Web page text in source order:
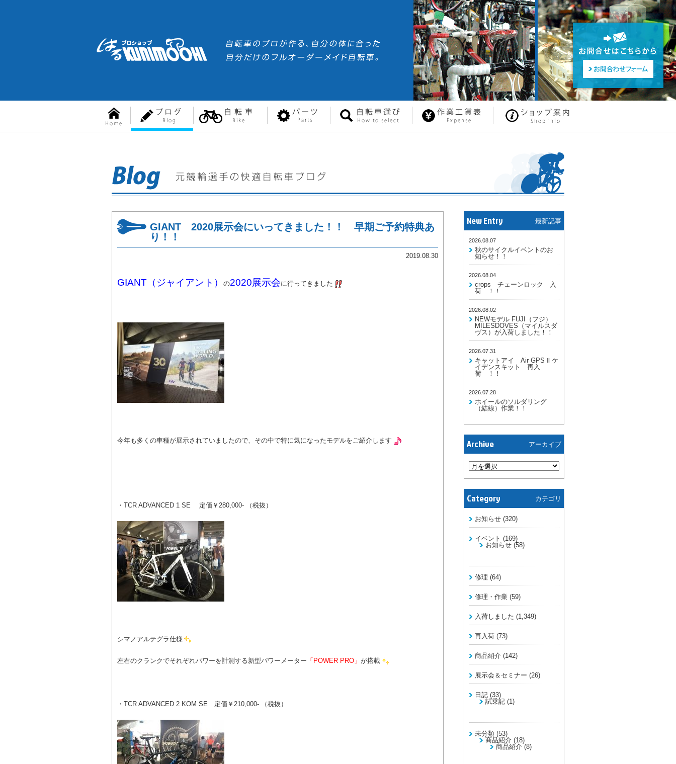
GIANT 2020展示会にいってきました！！ 早期ご予約特典あ
り！！
2019.08.30
GIANT（ジャイアント） の2020展示会に行ってきました
今年も多くの車種が展示されていましたので、その中で特に気になったモデルをご紹介します
・TCR ADVANCED 1 SE 定価￥280,000- （税抜）
シマノアルテグラ仕様
左右のクランクでそれぞれパワーを計測する新型パワーメーター 「POWER PRO」 が搭載
・TCR ADVANCED 2 KOM SE 定価￥210,000- （税抜）
New Entry 最新記事
2026.08.07
秋のサイクルイベントのお
知らせ！！
2026.08.04
crops チェーンロック 入
荷 ！！
2026.08.02
NEWモデル FUJI（フジ）
MILESDOVES（マイルスダ
ヴス）が入荷しました！！
2026.07.31
キャットアイ Air GPS Ⅱ ケ
イデンスキット 再入
荷 ！！
2026.07.28
ホイールのソルダリング
（結線）作業！！
Archive アーカイブ
Category カテゴリ
お知らせ (320)
イベント (169)
お知らせ (58)
修理 (64)
修理・作業 (59)
入荷しました (1,349)
再入荷 (73)
商品紹介 (142)
展示会＆セミナー (26)
日記 (33)
試乗記 (1)
未分類 (53)
商品紹介 (18)
商品紹介 (8)